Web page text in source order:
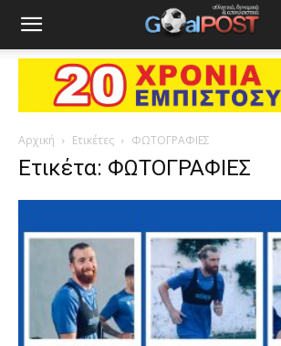
Αρχική Ετικέτες ΦΩΤΟΓΡΑΦΙΕΣ
Ετικέτα: ΦΩΤΟΓΡΑΦΙΕΣ